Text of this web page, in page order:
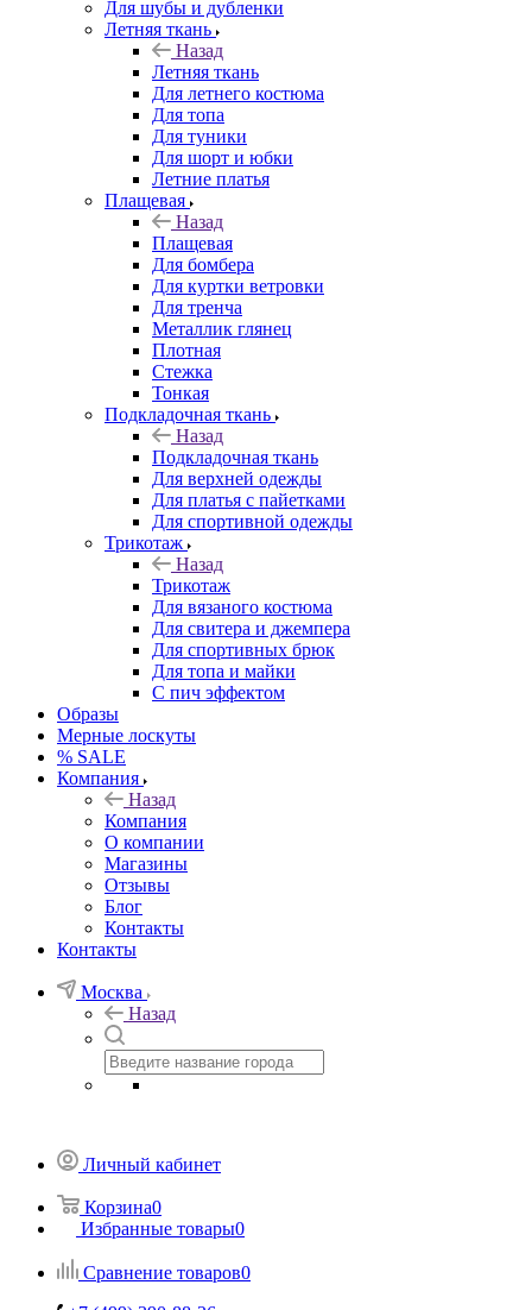
Для шубы и дубленки
Летняя ткань
Назад
Летняя ткань
Для летнего костюма
Для топа
Для туники
Для шорт и юбки
Летние платья
Плащевая
Назад
Плащевая
Для бомбера
Для куртки ветровки
Для тренча
Металлик глянец
Плотная
Стежка
Тонкая
Подкладочная ткань
Назад
Подкладочная ткань
Для верхней одежды
Для платья с пайетками
Для спортивной одежды
Трикотаж
Назад
Трикотаж
Для вязаного костюма
Для свитера и джемпера
Для спортивных брюк
Для топа и майки
С пич эффектом
Образы
Мерные лоскуты
% SALE
Компания
Назад
Компания
О компании
Магазины
Отзывы
Блог
Контакты
Контакты
Москва
Назад
Личный кабинет
Корзина0
Избранные товары0
Сравнение товаров0